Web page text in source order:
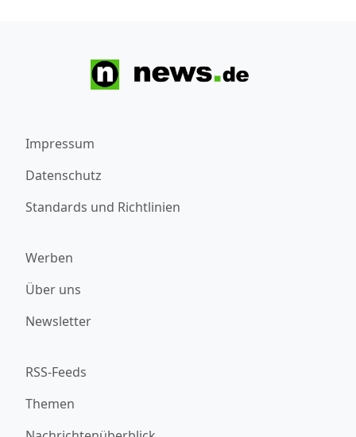
Impressum
Datenschutz
Standards und Richtlinien
Werben
Über uns
Newsletter
RSS-Feeds
Themen